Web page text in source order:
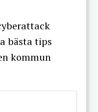
bästa tips
kommun